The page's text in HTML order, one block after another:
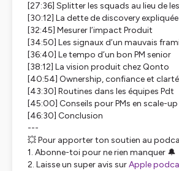
[27:36] Splitter les squads au lieu de
[30:12] La dette de discovery expliquée
[32:45] Mesurer l’impact Produit
[34:50] Les signaux d’un mauvais
[36:40] Le tempo d’un bon PM senior
[38:12] La vision produit chez Qonto
[40:54] Ownership, confiance et clarté
[43:30] Routines dans les équipes Pdt
[45:00] Conseils pour PMs en scale-up
[46:30] Conclusion
---
💥 Pour apporter ton soutien au
1. Abonne-toi pour ne rien manquer 🔔
2. Laisse un super avis surApple